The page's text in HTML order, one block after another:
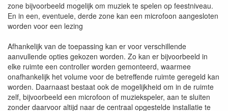
zone bijvoorbeeld mogelijk om muziek te spelen op feestniveau.
En in een, eventuele, derde zone kan een microfoon aangesloten
worden voor een lezing
Afhankelijk van de toepassing kan er voor verschillende
aanvullende opties gekozen worden. Zo kan er bijvoorbeeld in
elke ruimte een controller worden gemonteerd, waarmee
onafhankelijk het volume voor de betreffende ruimte geregeld kan
worden. Daarnaast bestaat ook de mogelijkheid om in de ruimte
zelf, bijvoorbeeld een microfoon of muziekspeler, aan te sluiten
zonder daarvoor altijd naar de centraal opgestelde installatie te